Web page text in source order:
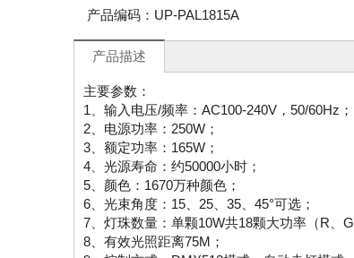
产品编码： UP-PAL1815A
产品描述
主要参数：
1、输入电压/频率：AC100-240V，50/60Hz；
2、电源功率：250W；
3、额定功率：165W；
4、光源寿命：约50000小时；
5、颜色：1670万种颜色；
6、光束角度：15、25、35、45°可选；
7、灯珠数量：单颗10W共18颗大功率（R、
8、有效光照距离75M；